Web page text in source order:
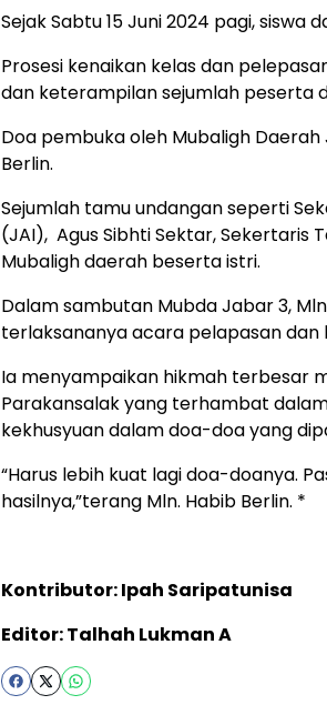
Sejak Sabtu 15 Juni 2024 pagi,
Prosesi kenaikan kelas dan
dan keterampilan sejumlah peserta
Doa pembuka oleh Mubaligh
Berlin.
Sejumlah tamu undangan seperti
(JAI), Agus Sibhti Sektar, Sekertaris
Mubaligh daerah beserta istri.
Dalam sambutan Mubda Jabar 3,
terlaksananya acara pelapasan dan
Ia menyampaikan hikmah terbesar
Parakansalak yang terhambat
kekhusyuan dalam doa-doa yang
“Harus lebih kuat lagi doa-doanya.
hasilnya,”terang Mln. Habib Berlin. *
Kontributor: Ipah Saripatunisa
Editor: Talhah Lukman A